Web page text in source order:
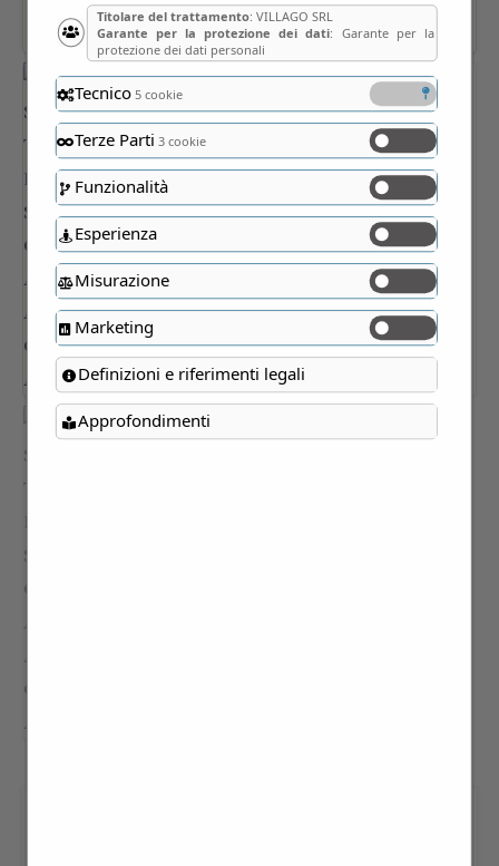
Titolare del trattamento: VILLAGO SRL
Garante per la protezione dei dati: Garante per la
protezione dei dati personali
Tecnico5 cookie
Terze Parti 3 cookie
Funzionalità
Esperienza
Misurazione
Marketing
Definizioni e riferimenti legali
Approfondimenti